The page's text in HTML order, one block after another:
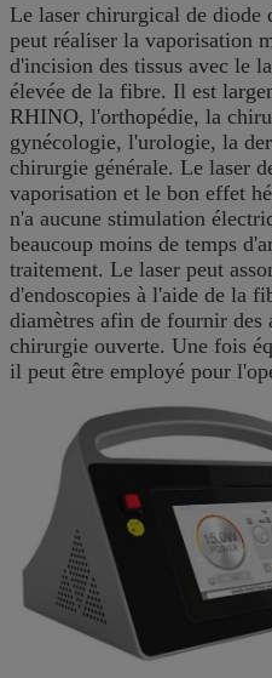
Le laser chirurgical de diode
peut réaliser la vaporisation
d'incision des tissus avec le
élevée de la fibre. Il est
RHINO, l'orthopédie, la
gynécologie, l'urologie, la
chirurgie générale. Le laser
vaporisation et le bon effet
n'a aucune stimulation
beaucoup moins de temps
traitement. Le laser peut
d'endoscopies à l'aide de la
diamètres afin de fournir
chirurgie ouverte. Une fois
il peut être employé pour